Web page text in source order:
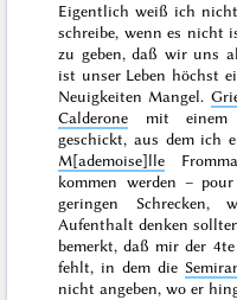
Eigentlich weiß ich
schreibe, wenn es nicht
zu geben, daß wir uns
ist unser Leben höchst
Neuigkeiten Mangel.
Calderone mit einem
geschickt, aus dem ich
M[ademoise]lle
kommen werden –
geringen
Aufenthalt denken
bemerkt, daß mir der
fehlt, in dem die
nicht angeben, wo er